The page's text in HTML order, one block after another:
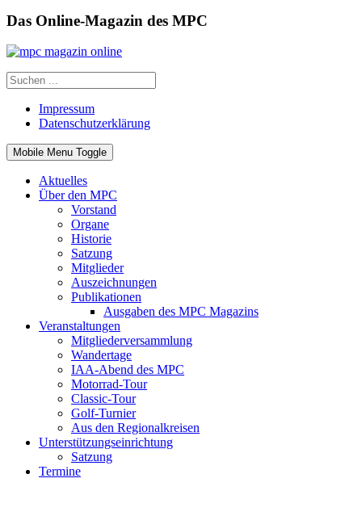
Das Online-Magazin des MPC
Impressum
Datenschutzerklärung
Mobile Menu Toggle
Aktuelles
Über den MPC
Vorstand
Organe
Historie
Satzung
Mitglieder
Auszeichnungen
Publikationen
Ausgaben des MPC Magazins
Veranstaltungen
Mitgliederversammlung
Wandertage
IAA-Abend des MPC
Motorrad-Tour
Classic-Tour
Golf-Turnier
Aus den Regionalkreisen
Unterstützungseinrichtung
Satzung
Termine